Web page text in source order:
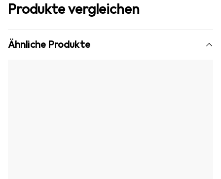
Produkte vergleichen
Ähnliche Produkte